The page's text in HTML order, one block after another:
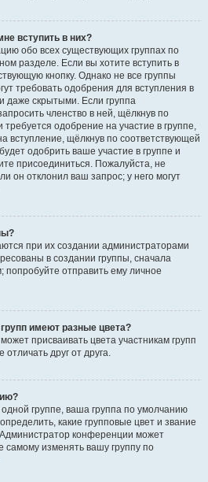
вступить в них?
обо всех существующих группах по
разделе. Если вы хотите вступить в
кнопку. Однако не все группы
требовать одобрения для вступления в
даже скрытыми. Если группа
членство в ней, щёлкнув по
одобрение на участие в группе,
вступление, щёлкнув по соответствующей
одобрить ваше участие в группе и
присоединиться. Пожалуйста, не
он отклонил ваш запрос; у него могут
при их создании администраторами
в создании группы, сначала
попробуйте отправить ему личное
имеют разные цвета?
присваивать цвета участникам групп
друг от друга.
группе, ваша группа по умолчанию
какие групповые цвет и звание
конференции может
самому изменять вашу группу по